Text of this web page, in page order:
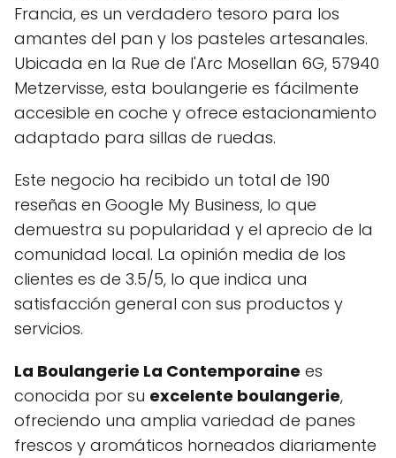
Francia, es un verdadero tesoro para los
amantes del pan y los pasteles artesanales.
Ubicada en la Rue de l'Arc Mosellan 6G, 57940
Metzervisse, esta boulangerie es fácilmente
accesible en coche y ofrece estacionamiento
adaptado para sillas de ruedas.
Este negocio ha recibido un total de 190
reseñas en Google My Business, lo que
demuestra su popularidad y el aprecio de la
comunidad local. La opinión media de los
clientes es de 3.5/5, lo que indica una
satisfacción general con sus productos y
servicios.
La Boulangerie La Contemporaine es
conocida por su excelente boulangerie,
ofreciendo una amplia variedad de panes
frescos y aromáticos horneados diariamente